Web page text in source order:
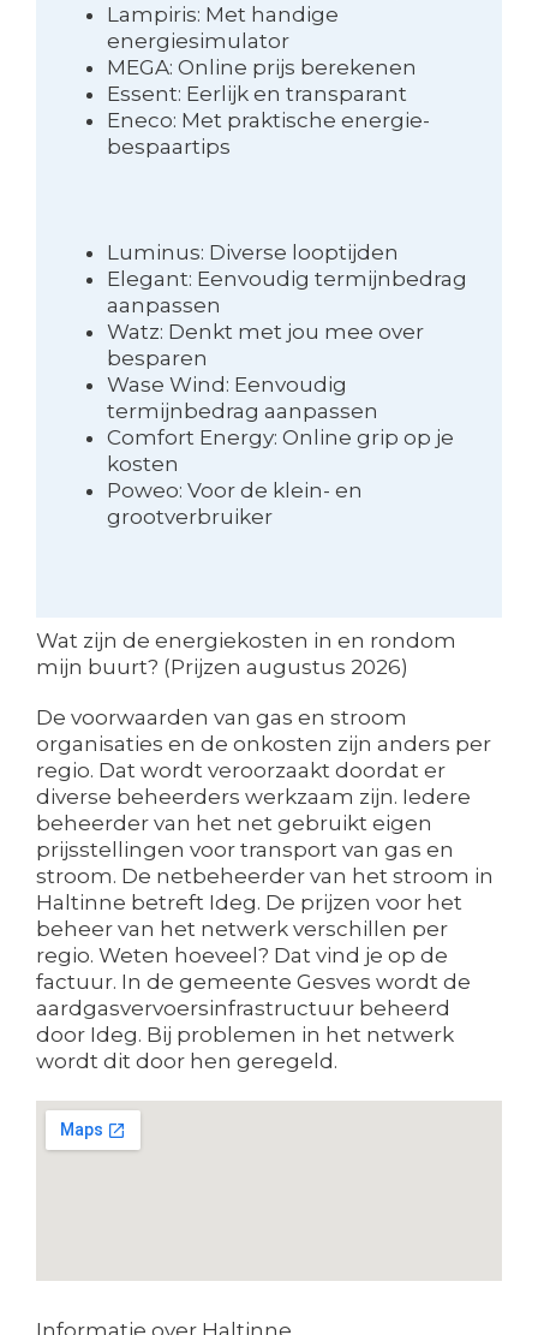
Lampiris: Met handige
energiesimulator
MEGA: Online prijs berekenen
Essent: Eerlijk en transparant
Eneco: Met praktische energie-
bespaartips
Luminus: Diverse looptijden
Elegant: Eenvoudig termijnbedrag
aanpassen
Watz: Denkt met jou mee over
besparen
Wase Wind: Eenvoudig
termijnbedrag aanpassen
Comfort Energy: Online grip op je
kosten
Poweo: Voor de klein- en
grootverbruiker
Wat zijn de energiekosten in en rondom
mijn buurt? (Prijzen augustus 2026)
De voorwaarden van gas en stroom
organisaties en de onkosten zijn anders per
regio. Dat wordt veroorzaakt doordat er
diverse beheerders werkzaam zijn. Iedere
beheerder van het net gebruikt eigen
prijsstellingen voor transport van gas en
stroom. De netbeheerder van het stroom in
Haltinne betreft Ideg. De prijzen voor het
beheer van het netwerk verschillen per
regio. Weten hoeveel? Dat vind je op de
factuur. In de gemeente Gesves wordt de
aardgasvervoersinfrastructuur beheerd
door Ideg. Bij problemen in het netwerk
wordt dit door hen geregeld.
Informatie over Haltinne